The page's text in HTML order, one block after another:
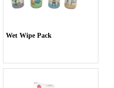
Wet Wipe Pack